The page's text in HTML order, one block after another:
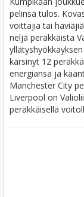
pelinsä tulos.
voittajia tai
neljä peräkkäistä
kärsinyt 12
energiansa ja
Manchester City
Liverpool on
peräkkäisellä